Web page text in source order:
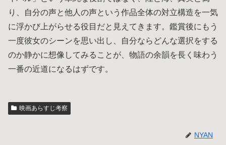
り、自分の声と他人の声という作品全体の対立構造を一気
に浮かび上がらせる役目だと見えてきます。鑑賞後にもう
一度彼女のシーンを思い出し、自分ならどんな選択をする
のか静かに想像してみることが、物語の余韻を長く味わう
一番の近道になるはずです。
映画あらすじ考察
NYAN